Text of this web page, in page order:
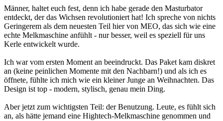
Männer, haltet euch fest, denn ich habe gerade den Masturbator
entdeckt, der das Wichsen revolutioniert hat! Ich spreche von nichts
Geringerem als dem neuesten Teil hier von MEO, das sich wie eine
echte Melkmaschine anfühlt - nur besser, weil es speziell für uns
Kerle entwickelt wurde.
Ich war vom ersten Moment an beeindruckt. Das Paket kam diskret
an (keine peinlichen Momente mit den Nachbarn!) und als ich es
öffnete, fühlte ich mich wie ein kleiner Junge an Weihnachten. Das
Design ist top - modern, stylisch, genau mein Ding.
Aber jetzt zum wichtigsten Teil: der Benutzung. Leute, es fühlt sich
an, als hätte jemand eine Hightech-Melkmaschine genommen und